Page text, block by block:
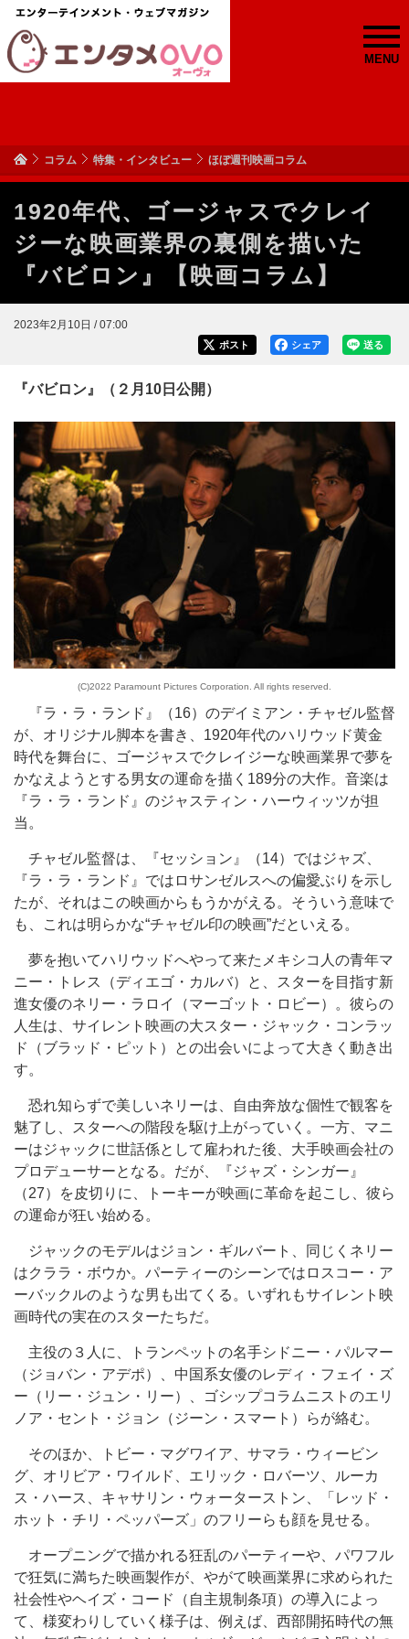
MENU
コラム 特集・インタビュー ほぼ週刊映画コラム
1920年代、ゴージャスでクレイ
ジーな映画業界の裏側を描いた
『バビロン』【映画コラム】
2023年2月10日 / 07:00
送る
シェア
ポスト
『バビロン』（２月10日公開）
(C)2022 Paramount Pictures Corporation. All rights reserved.
『ラ・ラ・ランド』（16）のデイミアン・チャゼル監督
が、オリジナル脚本を書き、1920年代のハリウッド黄金
時代を舞台に、ゴージャスでクレイジーな映画業界で夢を
かなえようとする男女の運命を描く189分の大作。音楽は
『ラ・ラ・ランド』のジャスティン・ハーウィッツが担
当。
チャゼル監督は、『セッション』（14）ではジャズ、
『ラ・ラ・ランド』ではロサンゼルスへの偏愛ぶりを示し
たが、それはこの映画からもうかがえる。そういう意味で
も、これは明らかな“チャゼル印の映画”だといえる。
夢を抱いてハリウッドへやって来たメキシコ人の青年マ
ニー・トレス（ディエゴ・カルバ）と、スターを目指す新
進女優のネリー・ラロイ（マーゴット・ロビー）。彼らの
人生は、サイレント映画の大スター・ジャック・コンラッ
ド（ブラッド・ピット）との出会いによって大きく動き出
す。
恐れ知らずで美しいネリーは、自由奔放な個性で観客を
魅了し、スターへの階段を駆け上がっていく。一方、マニ
ーはジャックに世話係として雇われた後、大手映画会社の
プロデューサーとなる。だが、『ジャズ・シンガー』
（27）を皮切りに、トーキーが映画に革命を起こし、彼ら
の運命が狂い始める。
ジャックのモデルはジョン・ギルバート、同じくネリー
はクララ・ボウか。パーティーのシーンではロスコー・ア
ーバックルのような男も出てくる。いずれもサイレント映
画時代の実在のスターたちだ。
主役の３人に、トランペットの名手シドニー・パルマー
（ジョバン・アデポ）、中国系女優のレディ・フェイ・ズ
ー（リー・ジュン・リー）、ゴシップコラムニストのエリ
ノア・セント・ジョン（ジーン・スマート）らが絡む。
そのほか、トビー・マグワイア、サマラ・ウィービン
グ、オリビア・ワイルド、エリック・ロバーツ、ルーカ
ス・ハース、キャサリン・ウォーターストン、「レッド・
ホット・チリ・ペッパーズ」のフリーらも顔を見せる。
オープニングで描かれる狂乱のパーティーや、パワフル
で狂気に満ちた映画製作が、やがて映画業界に求められた
社会性やヘイズ・コード（自主規制条項）の導入によっ
て、様変わりしていく様子は、例えば、西部開拓時代の無